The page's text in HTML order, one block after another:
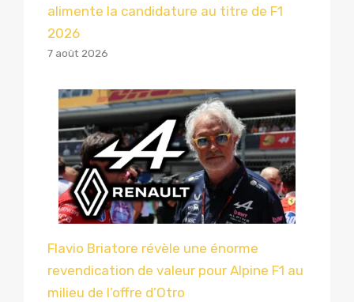
alimente la candidature au titre de F1
2026
7 août 2026
Flavio Briatore révèle une énorme
revendication de valeur pour Alpine F1 au
milieu de l’offre d’Otro